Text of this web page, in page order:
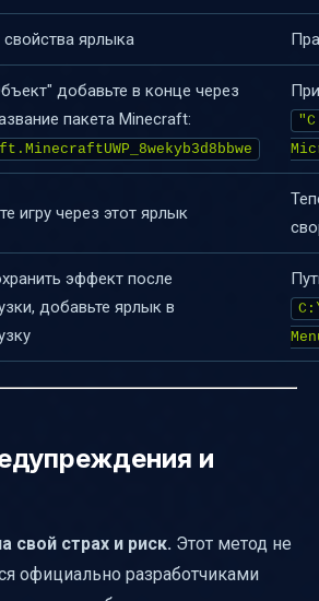
свойства ярлыка
добавьте в конце через
пакета Minecraft:
игру через этот ярлык
эффект после
добавьте ярлык в
и
свой страх и риск. Этот метод не
официально разработчиками